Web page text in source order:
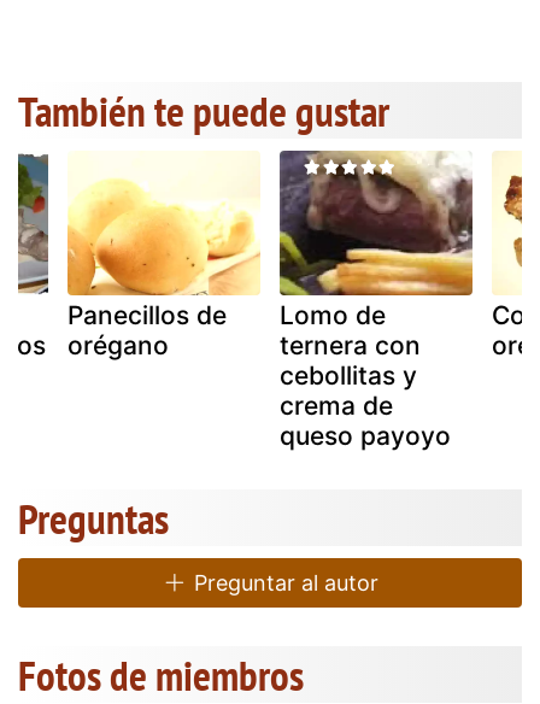
También te puede gustar
Panecillos de
orégano
Lomo de
ternera con
cebollitas y
crema de
queso payoyo
Preguntas
Preguntar al autor
Fotos de miembros